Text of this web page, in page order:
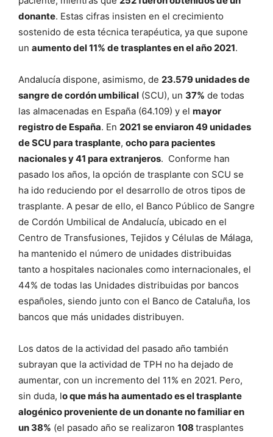
donante. Estas cifras insisten en el crecimiento
sostenido de esta técnica terapéutica, ya que supone
un aumento del 11% de trasplantes en el año 2021.
Andalucía dispone, asimismo, de 23.579 unidades de
sangre de cordón umbilical (SCU), un 37% de todas
las almacenadas en España (64.109) y el mayor
registro de España. En 2021 se enviaron 49 unidades
de SCU para trasplante, ocho para pacientes
nacionales y 41 para extranjeros. Conforme han
pasado los años, la opción de trasplante con SCU se
ha ido reduciendo por el desarrollo de otros tipos de
trasplante. A pesar de ello, el Banco Público de Sangre
de Cordón Umbilical de Andalucía, ubicado en el
Centro de Transfusiones, Tejidos y Células de Málaga,
ha mantenido el número de unidades distribuidas
tanto a hospitales nacionales como internacionales, el
44% de todas las Unidades distribuidas por bancos
españoles, siendo junto con el Banco de Cataluña, los
bancos que más unidades distribuyen.
Los datos de la actividad del pasado año también
subrayan que la actividad de TPH no ha dejado de
aumentar, con un incremento del 11% en 2021. Pero,
sin duda, lo que más ha aumentado es el trasplante
alogénico proveniente de un donante no familiar en
un 38% (el pasado año se realizaron 108 trasplantes